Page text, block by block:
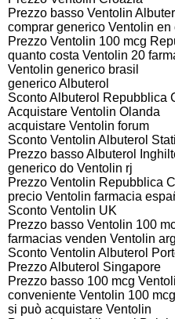
Prezzo basso Ventolin
comprar generico Ventolin en
Prezzo Ventolin 100 mcg
quanto costa Ventolin 20
Ventolin generico brasil
generico Albuterol
Sconto Albuterol Repubblica
Acquistare Ventolin Olanda
acquistare Ventolin forum
Sconto Ventolin Albuterol
Prezzo basso Albuterol
generico do Ventolin rj
Prezzo Ventolin Repubblica
precio Ventolin farmacia
Sconto Ventolin UK
Prezzo basso Ventolin 100
farmacias venden Ventolin
Sconto Ventolin Albuterol
Prezzo Albuterol Singapore
Prezzo basso 100 mcg
conveniente Ventolin 100
si può acquistare Ventolin